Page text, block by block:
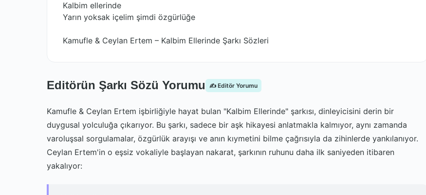
Kalbim ellerinde
Yarın yoksak içelim şimdi özgürlüğe
Kamufle & Ceylan Ertem – Kalbim Ellerinde Şarkı Sözleri
Editörün Şarkı Sözü Yorumu ✍️ Editör Yorumu
Kamufle & Ceylan Ertem işbirliğiyle hayat bulan "Kalbim Ellerinde" şarkısı, dinleyicisini derin bir
duygusal yolculuğa çıkarıyor. Bu şarkı, sadece bir aşk hikayesi anlatmakla kalmıyor, aynı zamanda
varoluşsal sorgulamalar, özgürlük arayışı ve anın kıymetini bilme çağrısıyla da zihinlerde yankılanıyor.
Ceylan Ertem'in o eşsiz vokaliyle başlayan nakarat, şarkının ruhunu daha ilk saniyeden itibaren
yakalıyor: